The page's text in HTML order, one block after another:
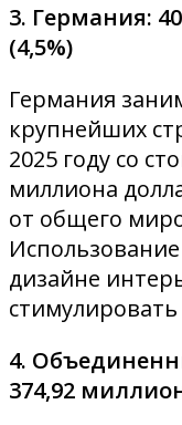
3. Германия:
(4,5%)
Германия
крупнейших
2025 году со
миллиона
от общего
дизайне
4.
374,92